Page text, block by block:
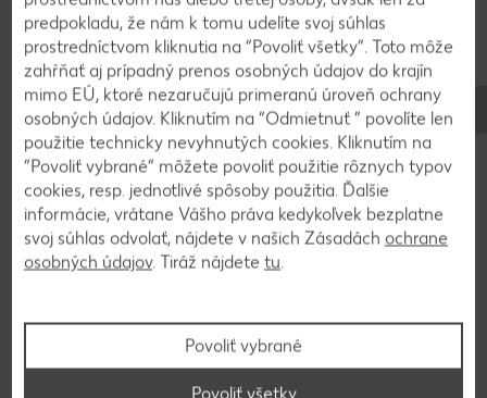
citrónovou kôrou. Špenát vyžmýkame, zmiešame
s cibuľou, dáme do formy (20 x 30 cm) a
prelejeme zemiakovo-cesnakovou omáčkou. Rybie
filé osolíme, okoreníme, navrch rozdelíme syrovo-
bylinkovú zmes a upečieme dozlatista (25 – 30
minút).
2
Podávame s čerstvou bagetou alebo ryžou.
Späť na prehľad
predpokladu, že nám k tomu udelíte svoj súhlas
prostredníctvom kliknutia na “Povoliť všetky”. Toto môže
zahŕňať aj prípadný prenos osobných údajov do krajín
mimo EÚ, ktoré nezaručujú primeranú úroveň ochrany
osobných údajov. Kliknutím na “Odmietnuť ” povolíte len
použitie technicky nevyhnutých cookies. Kliknutím na
“Povoliť vybrané” môžete povoliť použitie rôznych typov
cookies, resp. jednotlivé spôsoby použitia. Ďalšie
informácie, vrátane Vášho práva kedykoľvek bezplatne
svoj súhlas odvolať, nájdete v našich Zásadách ochrane
osobných údajov. Tiráž nájdete tu.
Povoliť vybrané
Povoliť všetky